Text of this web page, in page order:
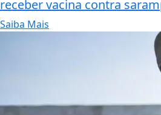
receber vacina contra
Saiba Mais